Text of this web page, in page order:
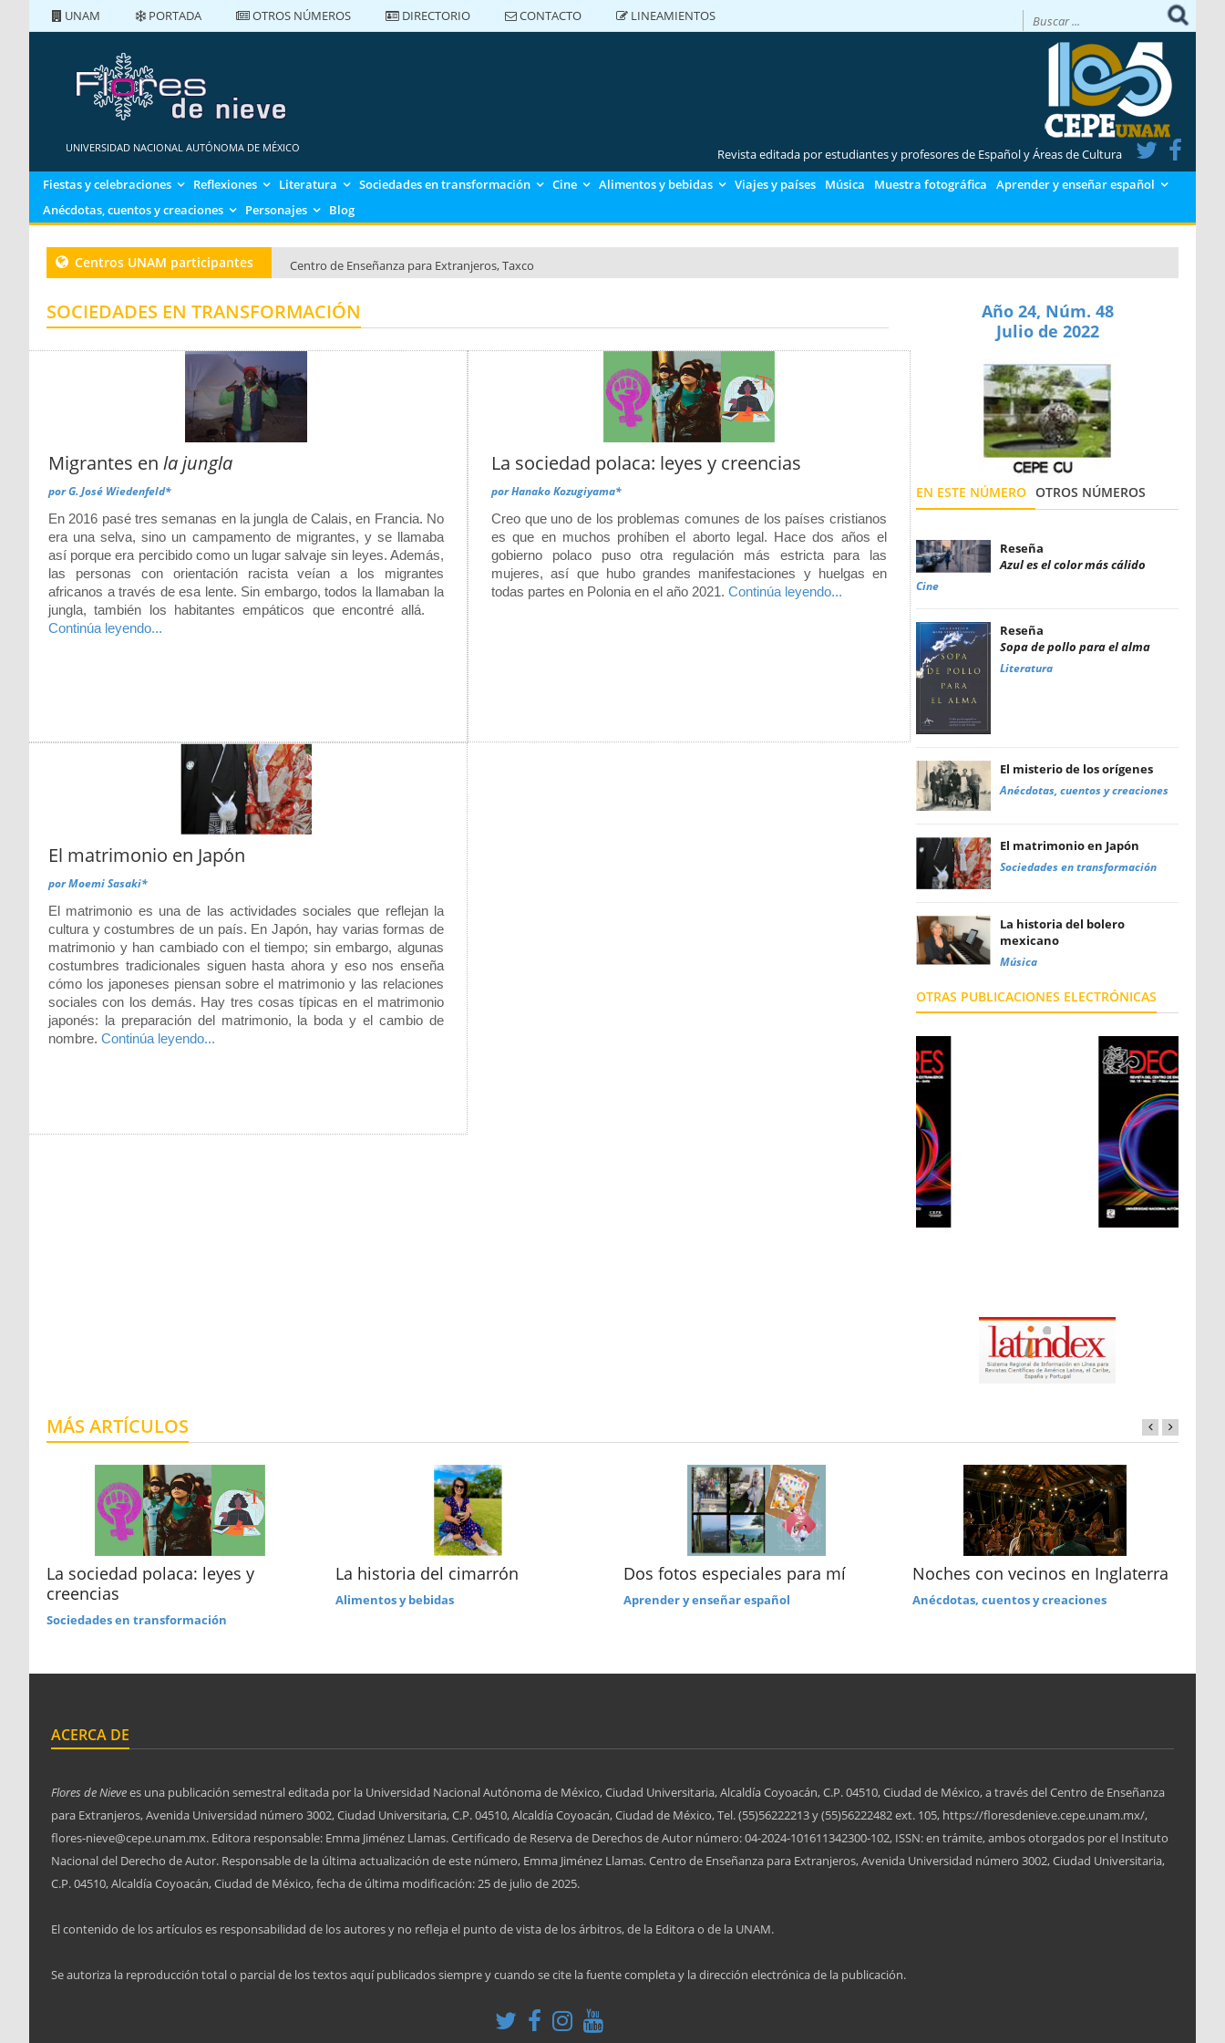
UNAM PORTADA OTROS NÚMEROS DIRECTORIO CONTACTO
LINEAMIENTOS
UNIVERSIDAD NACIONAL AUTÓNOMA DE MÉXICO
Revista editada por estudiantes y profesores de Español y Áreas de Cultura
Fiestas y celebraciones
Reflexiones Literatura Sociedades en transformación Cine Alimentos y bebidas Viajes y países Música Muestra fotográfica
Aprender y enseñar español
Anécdotas, cuentos y creaciones
Personajes Blog
Centros UNAM participantes
Centro de Enseñanza para Extranjeros, Taxco
Centro de Enseñanza para Extranjeros CU
SOCIEDADES EN TRANSFORMACIÓN
Migrantes en la jungla
porG. José Wiedenfeld*
En 2016 pasé tres semanas en la jungla de Calais, en Francia. No
era una selva, sino un campamento de migrantes, y se llamaba
así porque era percibido como un lugar salvaje sin leyes. Además,
las personas con orientación racista veían a los migrantes
africanos a través de esa lente. Sin embargo, todos la llamaban la
jungla, también los habitantes empáticos que encontré allá.
Continúa leyendo...
La sociedad polaca: leyes y creencias
porHanako Kozugiyama*
Creo que uno de los problemas comunes de los países cristianos
es que en muchos prohíben el aborto legal. Hace dos años el
gobierno polaco puso otra regulación más estricta para las
mujeres, así que hubo grandes manifestaciones y huelgas en
todas partes en Polonia en el año 2021. Continúa leyendo...
El matrimonio en Japón
porMoemi Sasaki*
El matrimonio es una de las actividades sociales que reflejan la
cultura y costumbres de un país. En Japón, hay varias formas de
matrimonio y han cambiado con el tiempo; sin embargo, algunas
costumbres tradicionales siguen hasta ahora y eso nos enseña
cómo los japoneses piensan sobre el matrimonio y las relaciones
sociales con los demás. Hay tres cosas típicas en el matrimonio
japonés: la preparación del matrimonio, la boda y el cambio de
nombre. Continúa leyendo...
Año 24, Núm. 48
Julio de 2022
EN ESTE NÚMERO OTROS NÚMEROS
Reseña
Azul es el color más cálido
Cine
Reseña
Sopa de pollo para el alma
Literatura
El misterio de los orígenes
Anécdotas, cuentos y creaciones
El matrimonio en Japón
Sociedades en transformación
La historia del bolero
mexicano
Música
OTRAS PUBLICACIONES ELECTRÓNICAS
MÁS ARTÍCULOS
La sociedad polaca: leyes y
creencias
Sociedades en transformación
La historia del cimarrón
Alimentos y bebidas
Dos fotos especiales para mí
Aprender y enseñar español
Noches con vecinos en Inglaterra
Anécdotas, cuentos y creaciones
ACERCA DE
Flores de Nievees una publicación semestral editada por la Universidad Nacional Autónoma de México, Ciudad Universitaria, Alcaldía Coyoacán, C.P. 04510, Ciudad de México, a través del Centro de Enseñanza
para Extranjeros, Avenida Universidad número 3002, Ciudad Universitaria, C.P. 04510, Alcaldía Coyoacán, Ciudad de México, Tel. (55)56222213 y (55)56222482 ext. 105, https://floresdenieve.cepe.unam.mx/,
flores-nieve@cepe.unam.mx. Editora responsable: Emma Jiménez Llamas. Certificado de Reserva de Derechos de Autor número: 04-2024-101611342300-102, ISSN: en trámite, ambos otorgados por el Instituto
Nacional del Derecho de Autor. Responsable de la última actualización de este número, Emma Jiménez Llamas. Centro de Enseñanza para Extranjeros, Avenida Universidad número 3002, Ciudad Universitaria,
C.P. 04510, Alcaldía Coyoacán, Ciudad de México, fecha de última modificación: 25 de julio de 2025.
El contenido de los artículos es responsabilidad de los autores y no refleja el punto de vista de los árbitros, de la Editora o de la UNAM.
Se autoriza la reproducción total o parcial de los textos aquí publicados siempre y cuando se cite la fuente completa y la dirección electrónica de la publicación.